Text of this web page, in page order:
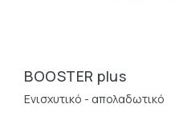
BOOSTER plus
Ενισχυτικό - απολαδωτικό